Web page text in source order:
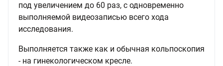
под увеличением до 60 раз, с одновременно
выполняемой видеозаписью всего хода
исследования.
Выполняется также как и обычная кольпоскопия
- на гинекологическом кресле.